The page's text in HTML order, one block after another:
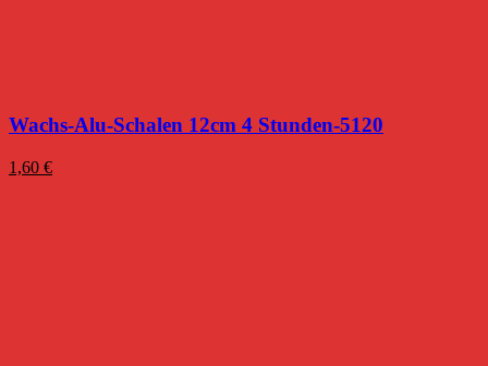
Wachs-Alu-Schalen 12cm 4 Stunden-5120
1,60 €